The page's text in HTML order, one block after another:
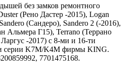
без замков ремонтного
(Рено Дастер -2015), Logan
(Сандеро), Sandero 2 (-2016),
Альмера Г15), Terrano (Террано
-2017) с 8-ми и 16-ти
серии K7M/K4M фирмы KING.
7701475168.